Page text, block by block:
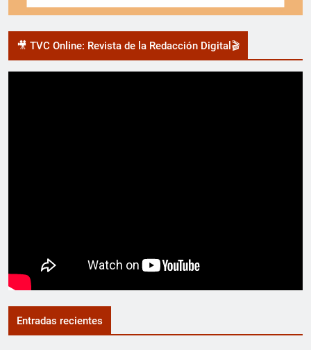
🎥 TVC Online: Revista de la Redacción Digital🎬
Entradas recientes